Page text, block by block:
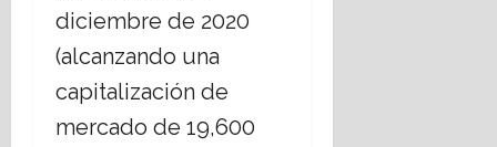
diciembre de 2020
(alcanzando una
capitalización de
mercado de 19,600